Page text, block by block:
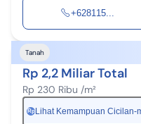
+628115...
Tanah
Rp 2,2 Miliar Total
Rp 230 Ribu /m²
Rp Lihat Kemampuan Cicilan-